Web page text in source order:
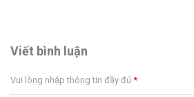
Viết bình luận
Vui lòng nhập thông tin đầy đủ *